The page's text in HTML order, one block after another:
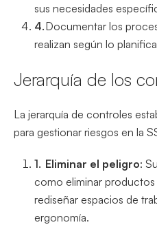
sus necesidades
Documentar los
realizan según lo
Jerarquía de los
La jerarquía de controles
para gestionar riesgos en la
Eliminar el peligro:
como eliminar
rediseñar espacios de
ergonomía.